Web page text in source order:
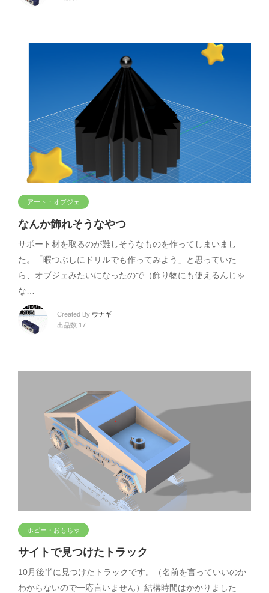
アート・オブジェ
なんか飾れそうなやつ
サポート材を取るのが難しそうなものを作ってしまいまし
た。「暇つぶしにドリルでも作ってみよう」と思っていた
ら、オブジェみたいになったので（飾り物にも使えるんじゃ
な…
Created By ウナギ
出品数 17
ホビー・おもちゃ
サイトで見つけたトラック
10月後半に見つけたトラックです。（名前を言っていいのか
わからないので一応言いません）結構時間はかかりました